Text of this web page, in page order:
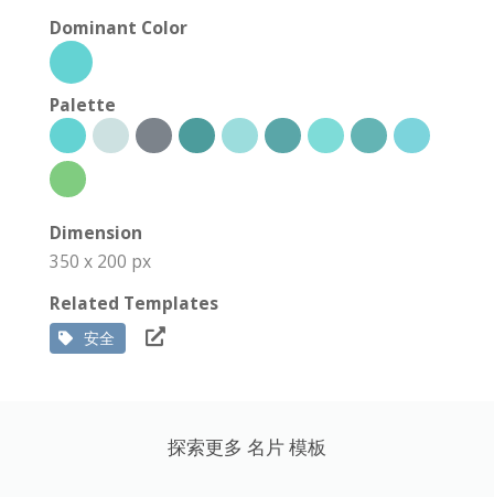
Dominant Color
Palette
Dimension
350 x 200 px
Related Templates
安全
探索更多 名片 模板